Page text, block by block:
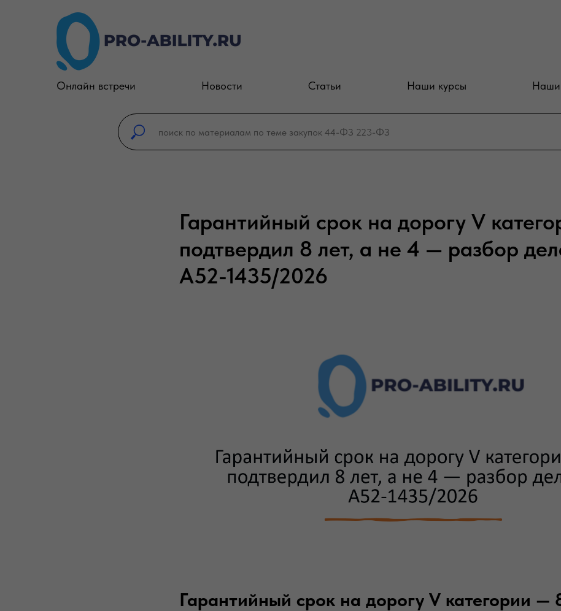
Онлайн встречи Новости Статьи Наши курсы Наши
Гарантийный срок на дорогу V
подтвердил 8 лет, а не 4 — разбор
А52-1435/2026
Гарантийный срок на дорогу V категории —